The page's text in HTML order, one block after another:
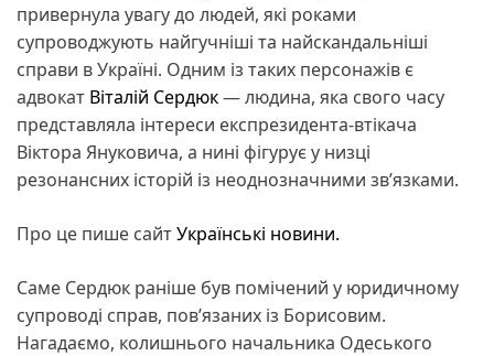
привернула увагу до людей, які роками
супроводжують найгучніші та найскандальніші
справи в Україні. Одним із таких персонажів є
адвокат Віталій Сердюк— людина, яка свого часу
представляла інтереси експрезидента-втікача
Віктора Януковича, а нині фігурує у низці
резонансних історій із неоднозначними зв’язками.
Про це пише сайтУкраїнські новини.
Саме Сердюк раніше був помічений у юридичному
супроводі справ, пов’язаних із Борисовим.
Нагадаємо, колишнього начальника Одеського